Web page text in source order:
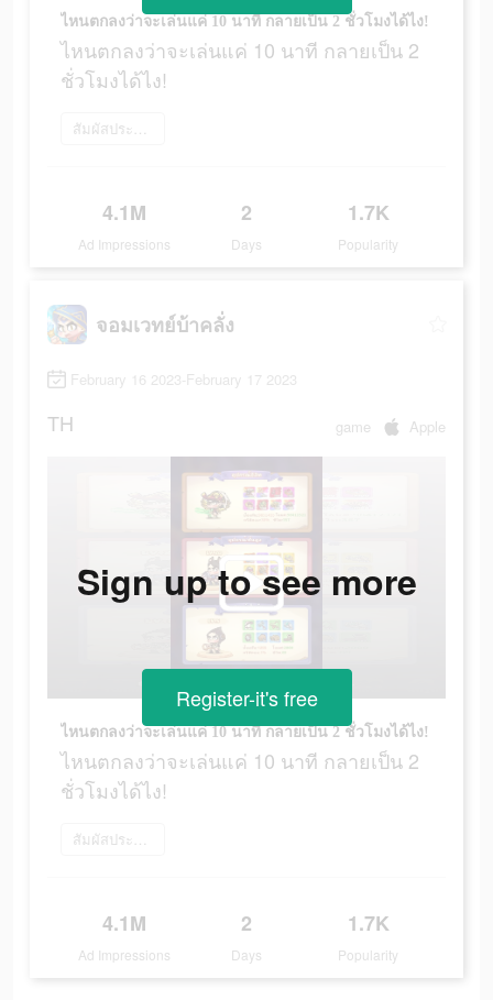
ไหนตกลงว่าจะเล่นแค่ 10 นาที กลายเป็น 2 ชั่วโมงได้ไง!
ไหนตกลงว่าจะเล่นแค่ 10 นาที กลายเป็น 2
ชั่วโมงได้ไง!
สัมผัสประสบการณ์เลย
4.1M
Ad Impressions
2
Days
1.7K
Popularity
จอมเวทย์บ้าคลั่ง
February 16 2023-February 17 2023
TH game Apple
ไหนตกลงว่าจะเล่นแค่ 10 นาที กลายเป็น 2 ชั่วโมงได้ไง!
ไหนตกลงว่าจะเล่นแค่ 10 นาที กลายเป็น 2
ชั่วโมงได้ไง!
สัมผัสประสบการณ์เลย
4.1M
Ad Impressions
2
Days
1.7K
Popularity
Sign up to see more
Register-it's free